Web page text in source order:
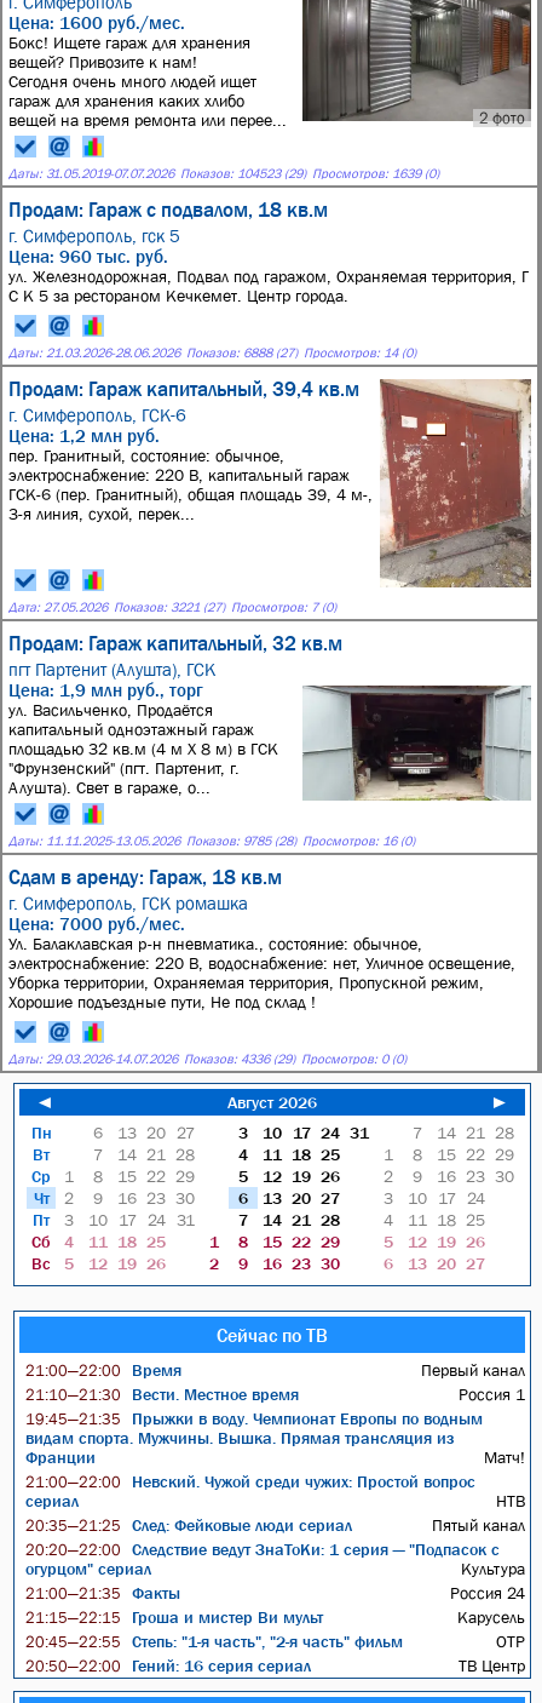
2 фото
Цена: 1600 руб./мес.
Бокс! Ищете гараж для хранения
вещей? Привозите к нам!
Сегодня очень много людей ищет
гараж для хранения каких хлибо
вещей на время ремонта или перее...
Даты: 31.05.2019-07.07.2026 Показов: 104523 (29) Просмотров: 1639 (0)
Продам: Гараж с подвалом, 18 кв.м
г. Симферополь, гск 5
Цена: 960 тыс. руб.
ул. Железнодорожная, Подвал под гаражом, Охраняемая территория, Г
С К 5 за рестораном Кечкемет. Центр города.
Даты: 21.03.2026-28.06.2026 Показов: 6888 (27) Просмотров: 14 (0)
Продам: Гараж капитальный, 39,4 кв.м
г. Симферополь, ГСК-6
Цена: 1,2 млн руб.
пер. Гранитный, состояние: обычное,
электроснабжение: 220 В, капитальный гараж
ГСК-6 (пер. Гранитный), общая площадь 39, 4 м-,
3-я линия, сухой, перек...
Дата: 27.05.2026 Показов: 3221 (27) Просмотров: 7 (0)
Продам: Гараж капитальный, 32 кв.м
пгт Партенит (Алушта), ГСК
Цена: 1,9 млн руб., торг
ул. Васильченко, Продаётся
капитальный одноэтажный гараж
площадью 32 кв.м (4 м Х 8 м) в ГСК
"Фрунзенский" (пгт. Партенит, г.
Алушта). Свет в гараже, о...
Даты: 11.11.2025-13.05.2026 Показов: 9785 (28) Просмотров: 16 (0)
Сдам в аренду: Гараж, 18 кв.м
г. Симферополь, ГСК ромашка
Цена: 7000 руб./мес.
Ул. Балаклавская р-н пневматика., состояние: обычное,
электроснабжение: 220 В, водоснабжение: нет, Уличное освещение,
Уборка территории, Охраняемая территория, Пропускной режим,
Хорошие подъездные пути, Не под склад !
Даты: 29.03.2026-14.07.2026 Показов: 4336 (29) Просмотров: 0 (0)
◄ Август 2026
►
Пн
Вт
Ср
Чт
Пт
Сб
Вс
6 13 20
27
7
14 21
28
1
8 15 22 29
2
9 16 23 30
3
10 17 24 31
4
11 18 25
5
12 19 26
3 10 17 24 31
4
11 18 25
5
12 19 26
6
13 20 27
7
14 21
28
1
8 15 22 29
2
9 16 23 30
7 14 21
28
1
8 15 22 29
2
9 16 23 30
3
10 17
24
4
11 18 25
5
12 19 26
6
13 20 27
Сейчас по ТВ
21:00—22:00 Время Первый канал
21:10—21:30 Вести. Местное время Россия 1
19:45—21:35
Прыжки в воду. Чемпионат Европы по водным
видам спорта. Мужчины. Вышка. Прямая трансляция из
Франции
Матч!
21:00—22:00
Невский. Чужой среди чужих: Простой вопрос
сериал
НТВ
20:35—21:25 След: Фейковые люди сериал Пятый канал
20:20—22:00
Следствие ведут ЗнаТоКи: 1 серия — "Подпасок с
огурцом" сериал
Культура
21:00—21:35 Факты Россия 24
21:15—22:15 Гроша и мистер Ви мульт Карусель
20:45—22:55 Степь: "1-я часть", "2-я часть" фильм ОТР
20:50—22:00 Гений: 16 серия сериал ТВ Центр